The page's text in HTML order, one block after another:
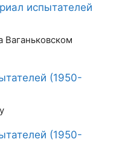
испытателей
(1950-
(1950-